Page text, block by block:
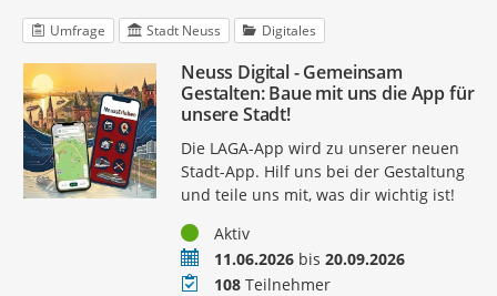
Umfrage Stadt Neuss Digitales
Neuss Digital - Gemeinsam
Gestalten: Baue mit uns die App für
unsere Stadt!
Die LAGA-App wird zu unserer neuen
Stadt-App. Hilf uns bei der Gestaltung
und teile uns mit, was dir wichtig ist!
StatusAktiv
Zeitraum11.06.2026bis 20.09.2026
Teilnehmer
108Teilnehmer